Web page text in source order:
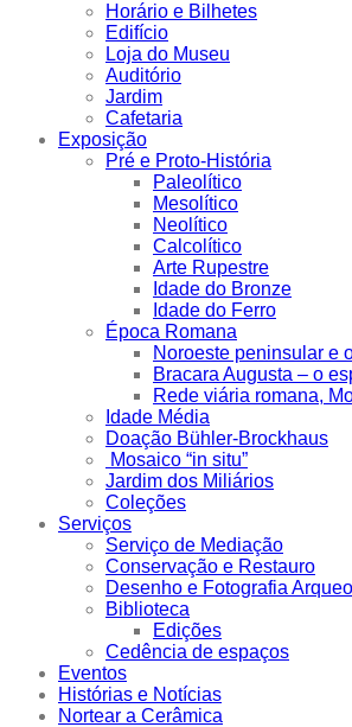
Horário e Bilhetes
Edifício
Loja do Museu
Auditório
Jardim
Cafetaria
Exposição
Pré e Proto-História
Paleolítico
Mesolítico
Neolítico
Calcolítico
Arte Rupestre
Idade do Bronze
Idade do Ferro
Época Romana
Noroeste peninsular e
Bracara Augusta – o
Rede viária romana,
Idade Média
Doação Bühler-Brockhaus
Mosaico “in situ”
Jardim dos Miliários
Coleções
Serviços
Serviço de Mediação
Conservação e Restauro
Desenho e Fotografia
Biblioteca
Edições
Cedência de espaços
Eventos
Histórias e Notícias
Nortear a Cerâmica